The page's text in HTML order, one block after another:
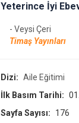
Yeterince İyi
- Veysi Çeri
Timaş Yayınları
Dizi: Aile Eğitimi
İlk Basım Tarihi:
Sayfa Sayısı:
176